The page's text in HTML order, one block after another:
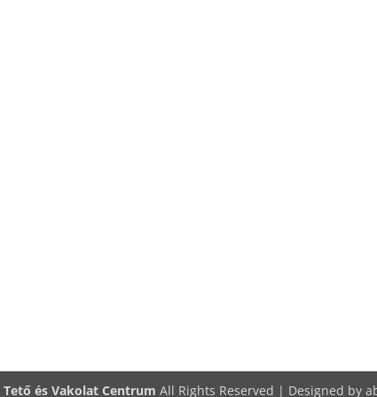
Tető és Vakolat Centrum All Rights Reserved | Designed by